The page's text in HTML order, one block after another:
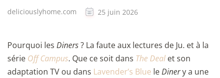
deliciouslyhome.com 25 juin 2026
Pourquoi les Diners? La faute aux lectures de Ju. et à la
série Off Campus. Que ce soit dans The Deal et son
adaptation TV ou dans Lavender’s Blue leDinery a une